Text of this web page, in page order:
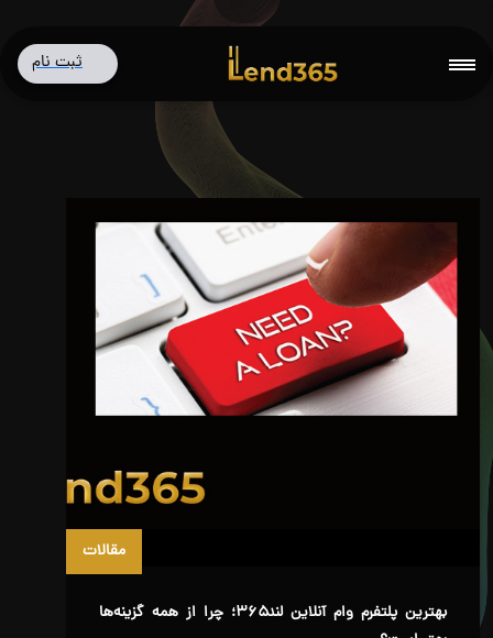
ثبت نام
مقالات
بهترین پلتفرم وام‌ آنلاین لند۳۶۵؛ چرا از همه گزینه‌ها